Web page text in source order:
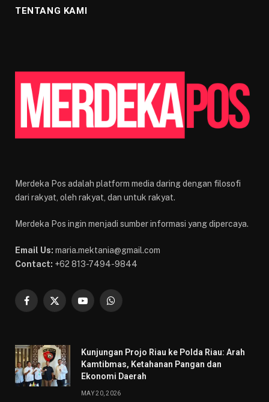
TENTANG KAMI
Merdeka Pos adalah platform media daring dengan filosofi
dari rakyat, oleh rakyat, dan untuk rakyat.
Merdeka Pos ingin menjadi sumber informasi yang dipercaya.
Email Us: maria.mektania@gmail.com
Contact: +62 813-7494-9844
Facebook
X
YouTubeWhatsApp
Kunjungan Projo Riau ke Polda Riau: Arah
Kamtibmas, Ketahanan Pangan dan
Ekonomi Daerah
MAY 20, 2026